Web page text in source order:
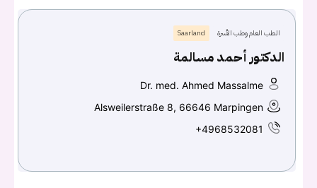
الطب العام وطب الأسرة Saarland
الدكتور أحمد مسالمة
Dr. med. Ahmed Massalme
Alsweilerstraße 8, 66646 Marpingen
+4968532081